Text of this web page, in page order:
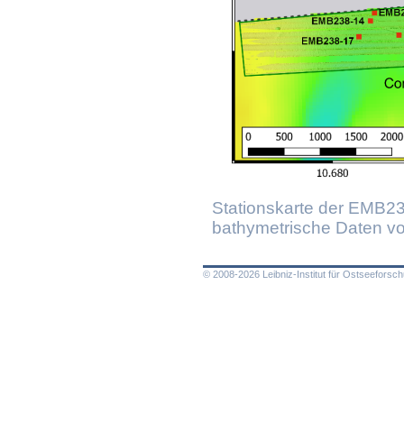
Stationskarte der
bathymetrische Daten
© 2008-2026 Leibniz-Institut für